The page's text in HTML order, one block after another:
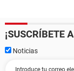
¡SUSCRÍBETE
Noticias